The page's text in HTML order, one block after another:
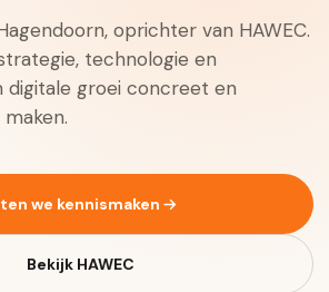
oprichter van HAWEC.
technologie en
groei concreet en
we kennismaken
Bekijk HAWEC